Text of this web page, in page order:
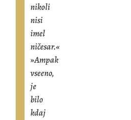
nikoli
nisi
imel
ničesar.«
»Ampak
vseeno,
je
bilo
kdaj